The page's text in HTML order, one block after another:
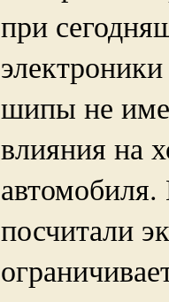
при
шипы не
влияния на
посчитали